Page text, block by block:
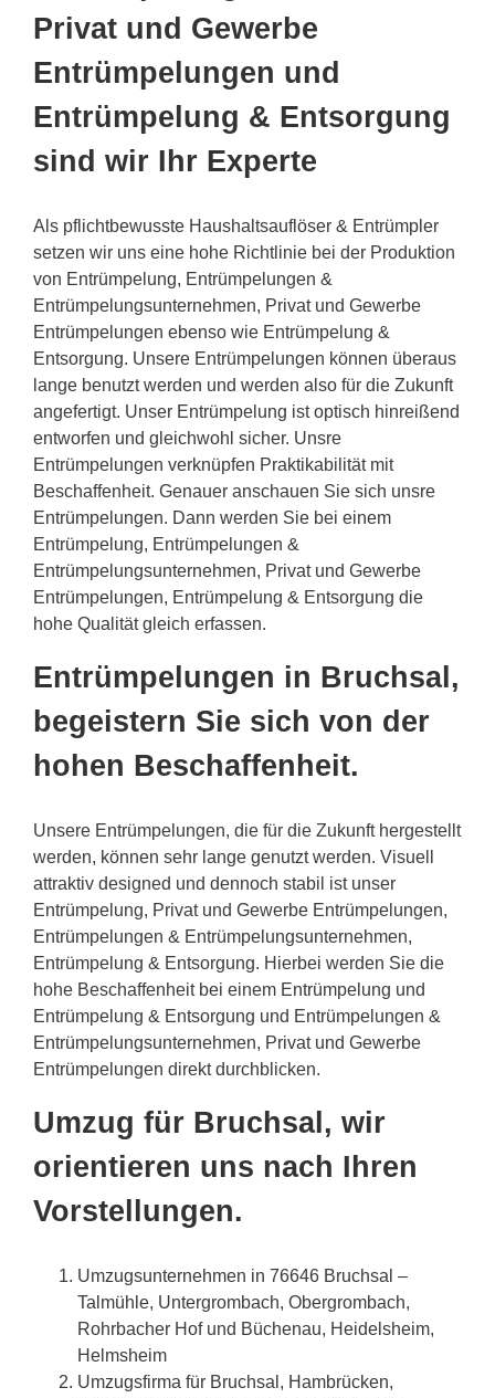
Privat und Gewerbe
Entrümpelungen und
Entrümpelung & Entsorgung
sind wir Ihr Experte
Als pflichtbewusste Haushaltsauflöser & Entrümpler
setzen wir uns eine hohe Richtlinie bei der Produktion
von Entrümpelung, Entrümpelungen &
Entrümpelungsunternehmen, Privat und Gewerbe
Entrümpelungen ebenso wie Entrümpelung &
Entsorgung. Unsere Entrümpelungen können überaus
lange benutzt werden und werden also für die Zukunft
angefertigt. Unser Entrümpelung ist optisch hinreißend
entworfen und gleichwohl sicher. Unsre
Entrümpelungen verknüpfen Praktikabilität mit
Beschaffenheit. Genauer anschauen Sie sich unsre
Entrümpelungen. Dann werden Sie bei einem
Entrümpelung, Entrümpelungen &
Entrümpelungsunternehmen, Privat und Gewerbe
Entrümpelungen, Entrümpelung & Entsorgung die
hohe Qualität gleich erfassen.
Entrümpelungen in Bruchsal,
begeistern Sie sich von der
hohen Beschaffenheit.
Unsere Entrümpelungen, die für die Zukunft hergestellt
werden, können sehr lange genutzt werden. Visuell
attraktiv designed und dennoch stabil ist unser
Entrümpelung, Privat und Gewerbe Entrümpelungen,
Entrümpelungen & Entrümpelungsunternehmen,
Entrümpelung & Entsorgung. Hierbei werden Sie die
hohe Beschaffenheit bei einem Entrümpelung und
Entrümpelung & Entsorgung und Entrümpelungen &
Entrümpelungsunternehmen, Privat und Gewerbe
Entrümpelungen direkt durchblicken.
Umzug für Bruchsal, wir
orientieren uns nach Ihren
Vorstellungen.
Umzugsunternehmen in 76646 Bruchsal –
Talmühle, Untergrombach, Obergrombach,
Rohrbacher Hof und Büchenau, Heidelsheim,
Helmsheim
Umzugsfirma für Bruchsal, Hambrücken,